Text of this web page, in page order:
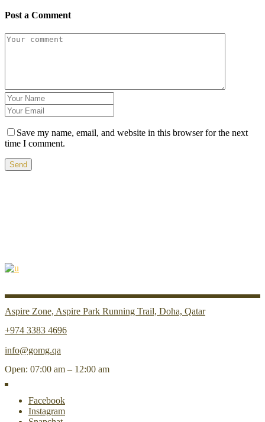
Post a Comment
Save my name, email, and website in this browser for the next
time I comment.
Send
Aspire Zone, Aspire Park Running Trail, Doha, Qatar
+974 3383 4696
info@gomg.qa
Open: 07:00 am – 12:00 am
Facebook
Instagram